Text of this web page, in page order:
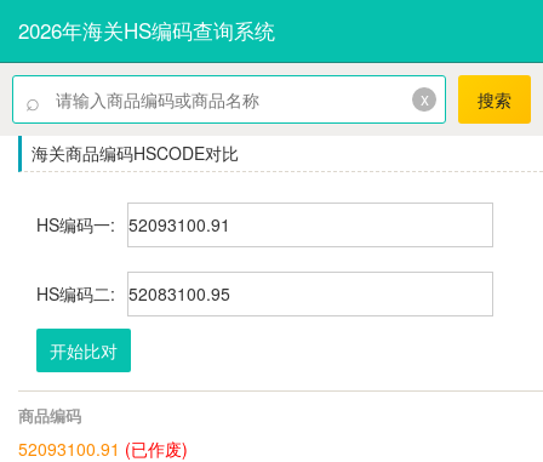
2026年海关HS编码查询系统
⌕ x 搜索
海关商品编码HSCODE对比
HS编码一:
HS编码二:
开始比对
商品编码
52093100.91 (已作废)